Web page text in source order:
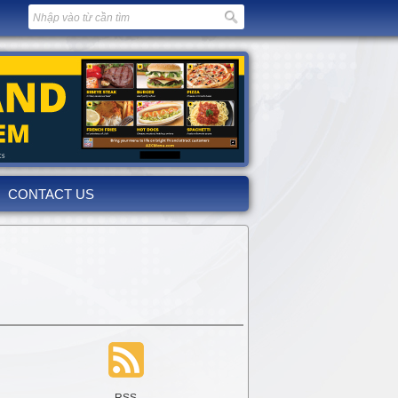
CONTACT US